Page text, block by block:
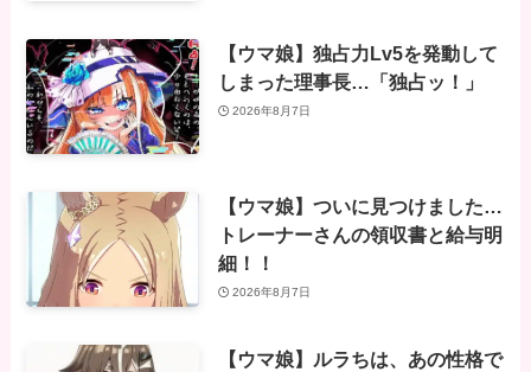
【ウマ娘】独占力Lv5を発動して
しまった理事長…「独占ッ！」
2026年8月7日
【ウマ娘】ついに見つけました…
トレーナーさんの領収書と給与明
細！！
2026年8月7日
【ウマ娘】ルラちは、あの性格で